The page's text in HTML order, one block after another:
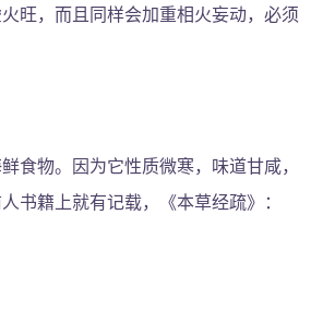
旺，而且同样会加重相火妄动，必须
食物。因为它性质微寒，味道甘咸，
书籍上就有记载，《本草经疏》：